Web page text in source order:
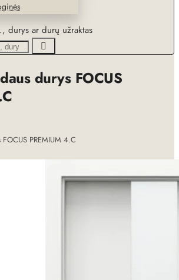
durys ar durų užraktas
durys FOCUS
PREMIUM 4.C